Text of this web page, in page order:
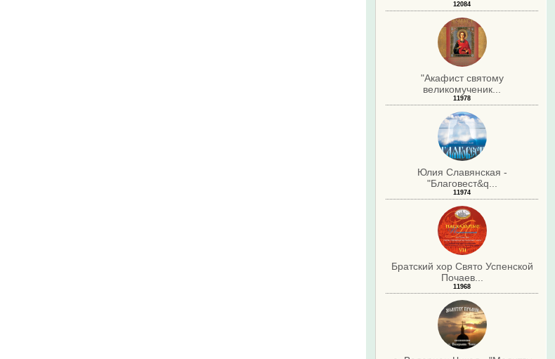
12084
"Акафист святому
великомученик...
11978
Юлия Славянская -
"Благовест&q...
11974
Братский хор Свято Успенской
Почаев...
11968